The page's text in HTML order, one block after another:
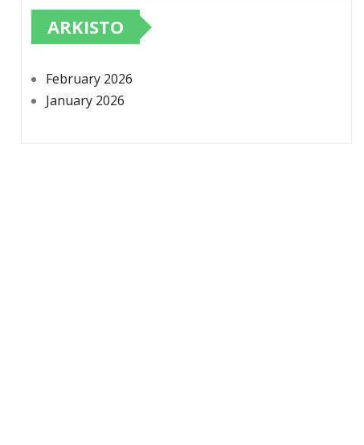
ARKISTO
February 2026
January 2026